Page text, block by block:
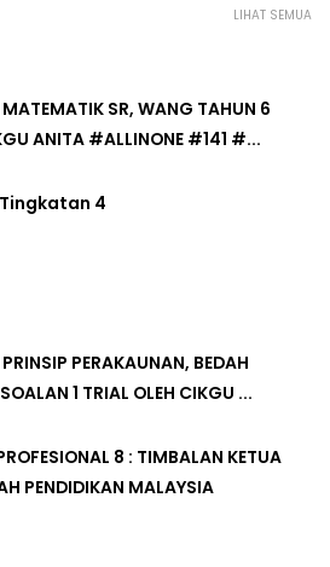
LIHAT SEMUA
SR, WANG TAHUN 6
ANITA #ALLINONE #141 #...
4
PERAKAUNAN, BEDAH
1 TRIAL OLEH CIKGU ...
8 : TIMBALAN KETUA
PENDIDIKAN MALAYSIA